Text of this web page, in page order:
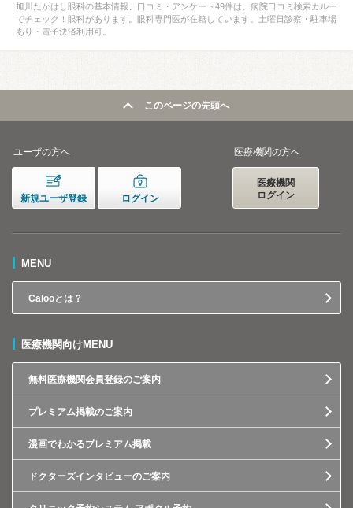
旭川たかはし眼科の基本情報、口コミ・アンケート49件は、病院口コミ検索カルー
でチェック！眼科があります。眼科専門医が在籍しています。土曜日診察・駐車場
あり・電子決済利用可。
このページの先頭へ
ユーザの方へ
新規ユーザ登録 ログイン
医療機関の方へ
医療機関
ログイン
MENU
Calooとは？
医療機関向けMENU
無料医療機関会員登録のご案内
プレミアム掲載のご案内
漫画でわかるプレミアム掲載
ドクターズインタビューのご案内